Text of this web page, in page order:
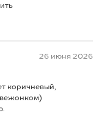
26 июня 2026
коричневый,